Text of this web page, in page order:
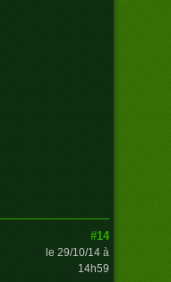
#14
le 29/10/14 à
14h59